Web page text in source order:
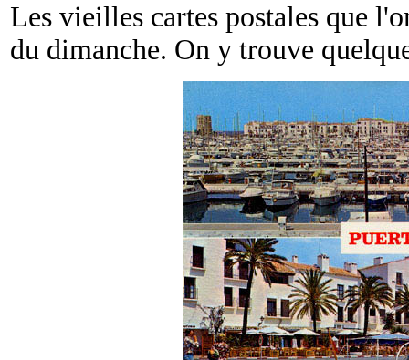
Les vieilles cartes postales que
du dimanche. On y trouve